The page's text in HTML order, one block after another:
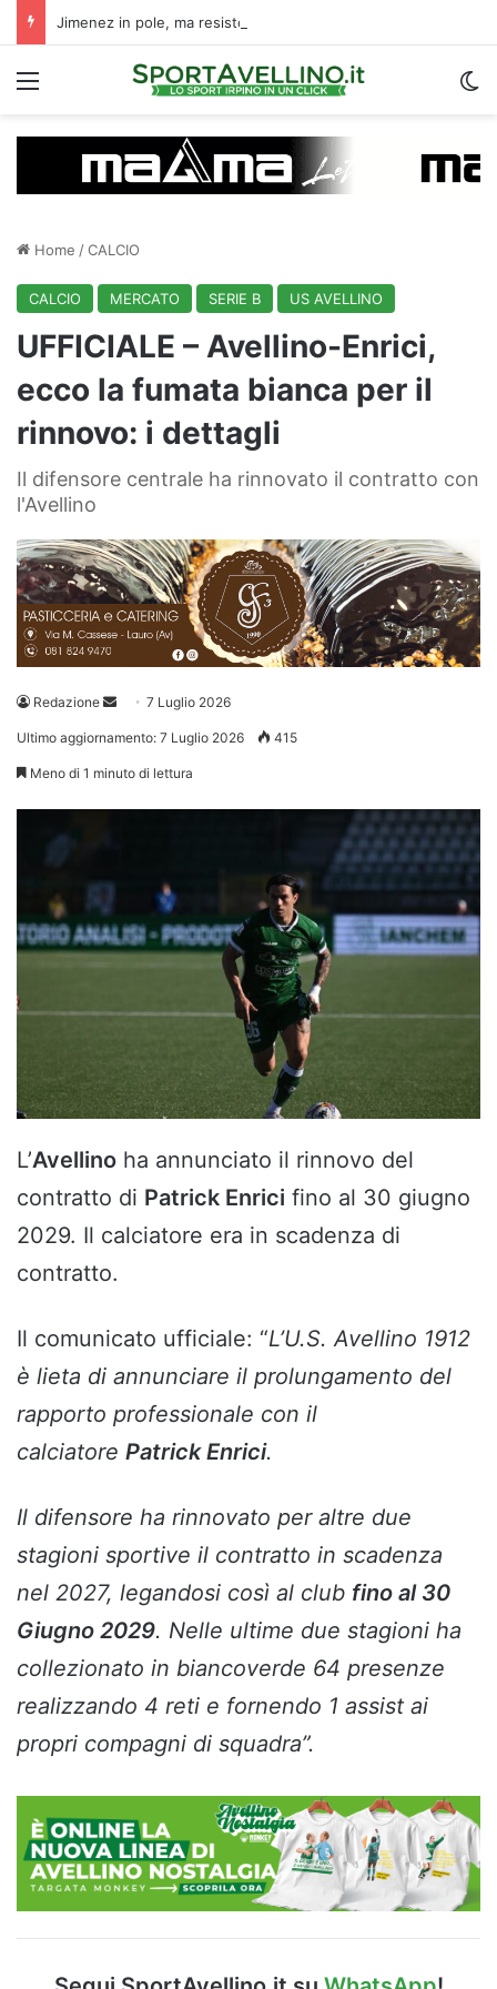
Menu
Home /CALCIO
CALCIO MERCATO SERIE B US AVELLINO
UFFICIALE – Avellino-Enrici,
ecco la fumata bianca per il
rinnovo: i dettagli
Il difensore centrale ha rinnovato il contratto con
l'Avellino
Redazione
Invia 7 Luglio 2026
Ultimo aggiornamento: 7 Luglio 2026 415
Meno di 1 minuto di lettura
L’Avellino ha annunciato il rinnovo del
contratto di Patrick Enrici fino al 30 giugno
2029. Il calciatore era in scadenza di
contratto.
Il comunicato ufficiale: “L’U.S. Avellino 1912
è lieta di annunciare il prolungamento del
rapporto professionale con il
calciatore Patrick Enrici.
Il difensore ha rinnovato per altre due
stagioni sportive il contratto in scadenza
nel 2027, legandosi così al club fino al 30
Giugno 2029. Nelle ultime due stagioni ha
collezionato in biancoverde 64 presenze
realizzando 4 reti e fornendo 1 assist ai
propri compagni di squadra”.